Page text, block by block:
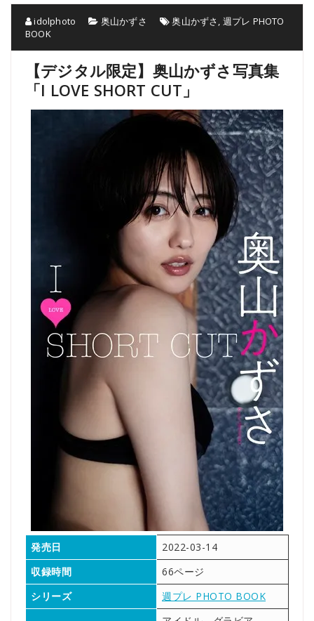
idolphoto 奥山かずさ 奥山かずさ, 週プレ PHOTO
BOOK
【デジタル限定】奥山かずさ写真集
「I LOVE SHORT CUT」
発売日
2022-03-14
収録時間
66ページ
シリーズ
週プレ PHOTO BOOK